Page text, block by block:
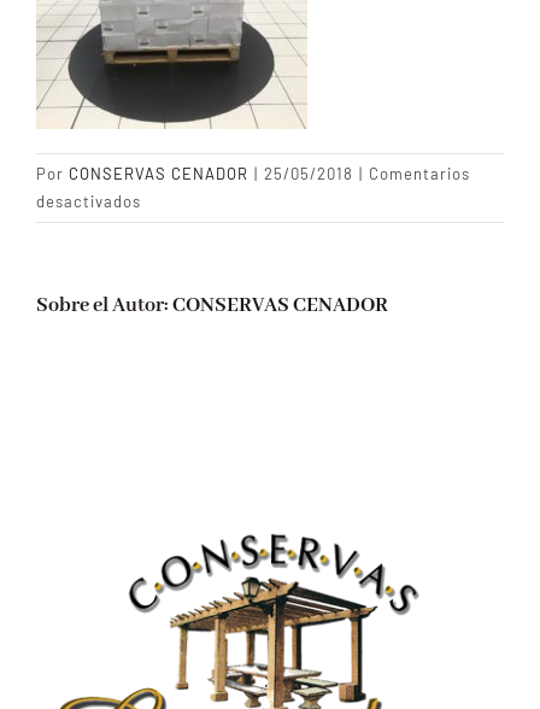
Por CONSERVAS CENADOR | 25/05/2018 | Comentarios
desactivados
conservas
(6)
Sobre el Autor:CONSERVAS CENADOR